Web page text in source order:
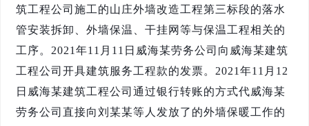
筑工程公司施工的山庄外墙改造工程第三标段的落水
管安装拆卸、外墙保温、干挂网等与保温工程相关的
工序。 2021 年11 月 11 日威海某劳务公司向威海某建筑
工程公司开具建筑服务工程款的发票。 2021 年11 月 12
日威海某建筑工程公司通过银行转账的方式代威海某
劳务公司直接向刘某某等人发放了的外墙保暖工作的